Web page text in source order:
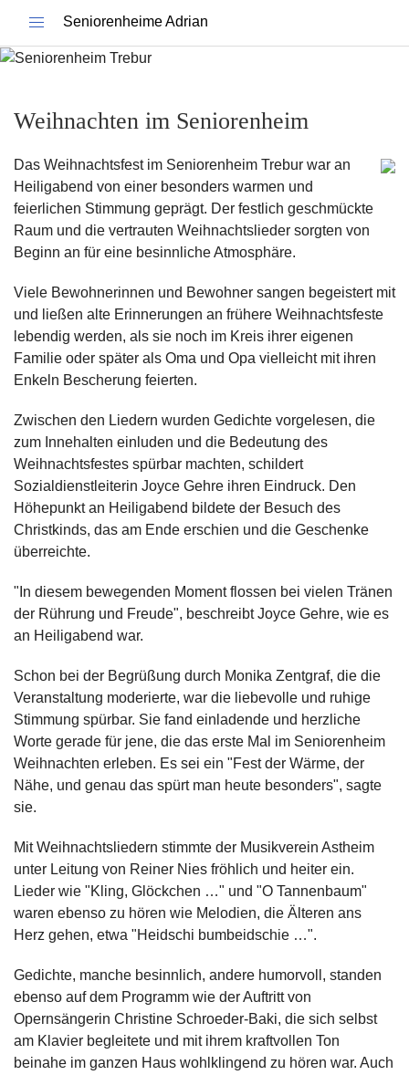
Seniorenheime Adrian
Weihnachten im Seniorenheim
Das Weihnachtsfest im Seniorenheim Trebur war an
Heiligabend von einer besonders warmen und
feierlichen Stimmung geprägt. Der festlich geschmückte
Raum und die vertrauten Weihnachtslieder sorgten von
Beginn an für eine besinnliche Atmosphäre.
Viele Bewohnerinnen und Bewohner sangen begeistert mit
und ließen alte Erinnerungen an frühere Weihnachtsfeste
lebendig werden, als sie noch im Kreis ihrer eigenen
Familie oder später als Oma und Opa vielleicht mit ihren
Enkeln Bescherung feierten.
Zwischen den Liedern wurden Gedichte vorgelesen, die
zum Innehalten einluden und die Bedeutung des
Weihnachtsfestes spürbar machten, schildert
Sozialdienstleiterin Joyce Gehre ihren Eindruck. Den
Höhepunkt an Heiligabend bildete der Besuch des
Christkinds, das am Ende erschien und die Geschenke
überreichte.
"In diesem bewegenden Moment flossen bei vielen Tränen
der Rührung und Freude", beschreibt Joyce Gehre, wie es
an Heiligabend war.
Schon bei der Begrüßung durch Monika Zentgraf, die die
Veranstaltung moderierte, war die liebevolle und ruhige
Stimmung spürbar. Sie fand einladende und herzliche
Worte gerade für jene, die das erste Mal im Seniorenheim
Weihnachten erleben. Es sei ein "Fest der Wärme, der
Nähe, und genau das spürt man heute besonders", sagte
sie.
Mit Weihnachtsliedern stimmte der Musikverein Astheim
unter Leitung von Reiner Nies fröhlich und heiter ein.
Lieder wie "Kling, Glöckchen …" und "O Tannenbaum"
waren ebenso zu hören wie Melodien, die Älteren ans
Herz gehen, etwa "Heidschi bumbeidschie …".
Gedichte, manche besinnlich, andere humorvoll, standen
ebenso auf dem Programm wie der Auftritt von
Opernsängerin Christine Schroeder-Baki, die sich selbst
am Klavier begleitete und mit ihrem kraftvollen Ton
beinahe im ganzen Haus wohlklingend zu hören war. Auch